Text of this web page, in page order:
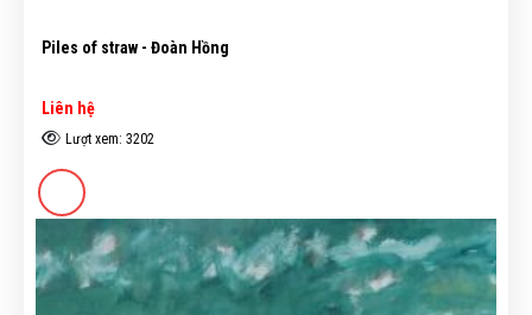
Piles of straw - Đoàn Hồng
Liên hệ
Lượt xem: 3202